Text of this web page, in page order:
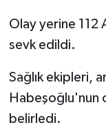
Olay yerine 112
sevk edildi.
Sağlık ekipleri,
Habeşoğlu'nun
belirledi.